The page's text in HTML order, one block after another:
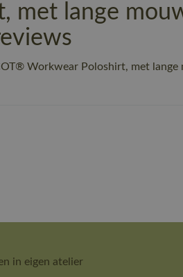
lange
Workwear Poloshirt, met
in eigen atelier